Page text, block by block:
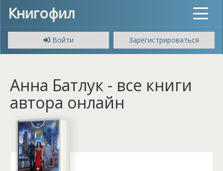
Книгофил
Toggle
Войти
Зарегистрироваться
Анна Батлук - все книги
автора онлайн